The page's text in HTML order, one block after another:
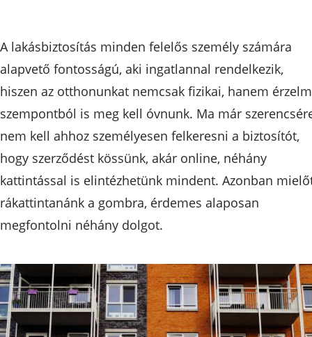
A lakásbiztosítás minden felelős személy számára
alapvető fontosságú, aki ingatlannal rendelkezik,
hiszen az otthonunkat nemcsak fizikai, hanem
szempontból is meg kell óvnunk. Ma már
nem kell ahhoz személyesen felkeresni a biztosítót,
hogy szerződést kössünk, akár online, néhány
kattintással is elintézhetünk mindent. Azonban
rákattintanánk a gombra, érdemes alaposan
megfontolni néhány dolgot.